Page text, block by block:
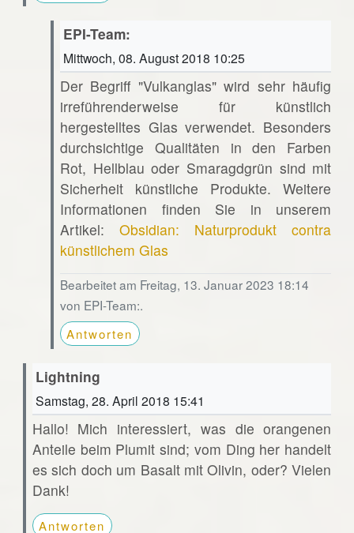
EPI-Team:
Mittwoch, 08. August 2018 10:25
Der Begriff "Vulkanglas" wird sehr häufig
irreführenderweise für künstlich
hergestelltes Glas verwendet. Besonders
durchsichtige Qualitäten in den Farben
Rot, Hellblau oder Smaragdgrün sind mit
Sicherheit künstliche Produkte. Weitere
Informationen finden Sie in unserem
Artikel:Obsidian: Naturprodukt contra
künstlichem Glas
Bearbeitet am Freitag, 13. Januar 2023 18:14
von EPI-Team:.
Antworten
Lightning
Samstag, 28. April 2018 15:41
Hallo! Mich interessiert, was die orangenen
Anteile beim Plumit sind; vom Ding her handelt
es sich doch um Basalt mit Olivin, oder? Vielen
Dank!
Antworten